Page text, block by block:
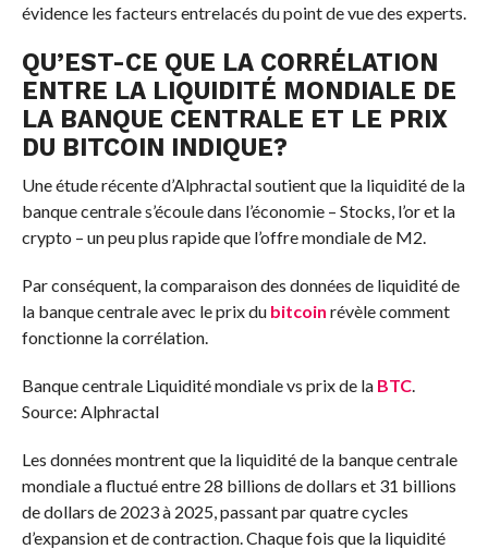
évidence les facteurs entrelacés du point de vue des experts.
QU’EST-CE QUE LA CORRÉLATION
ENTRE LA LIQUIDITÉ MONDIALE DE
LA BANQUE CENTRALE ET LE PRIX
DU BITCOIN INDIQUE?
Une étude récente d’Alphractal soutient que la liquidité de la
banque centrale s’écoule dans l’économie – Stocks, l’or et la
crypto – un peu plus rapide que l’offre mondiale de M2.
Par conséquent, la comparaison des données de liquidité de
la banque centrale avec le prix du bitcoin révèle comment
fonctionne la corrélation.
Banque centrale Liquidité mondiale vs prix de la BTC.
Source: Alphractal
Les données montrent que la liquidité de la banque centrale
mondiale a fluctué entre 28 billions de dollars et 31 billions
de dollars de 2023 à 2025, passant par quatre cycles
d’expansion et de contraction. Chaque fois que la liquidité